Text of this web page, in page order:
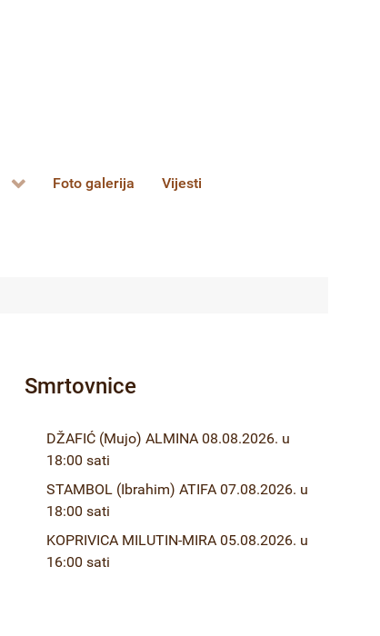
Foto galerija Vijesti
Smrtovnice
DŽAFIĆ (Mujo) ALMINA 08.08.2026. u
18:00 sati
STAMBOL (Ibrahim) ATIFA 07.08.2026. u
18:00 sati
KOPRIVICA MILUTIN-MIRA 05.08.2026. u
16:00 sati